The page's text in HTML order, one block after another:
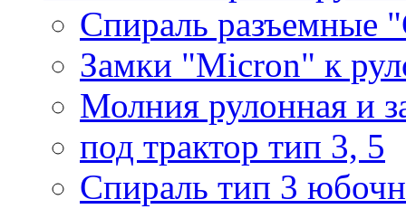
Спираль разъемные
Замки "Micron" к
Молния рулонная и
под трактор тип 3, 5
Спираль тип 3